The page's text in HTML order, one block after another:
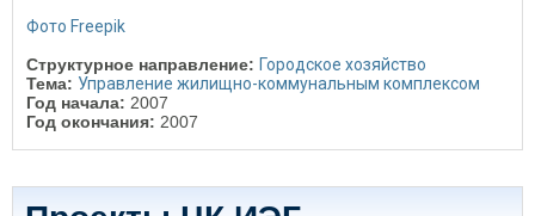
Фото Freepik
Структурное направление: Городское хозяйство
Тема: Управление жилищно-коммунальным комплексом
Год начала: 2007
Год окончания: 2007